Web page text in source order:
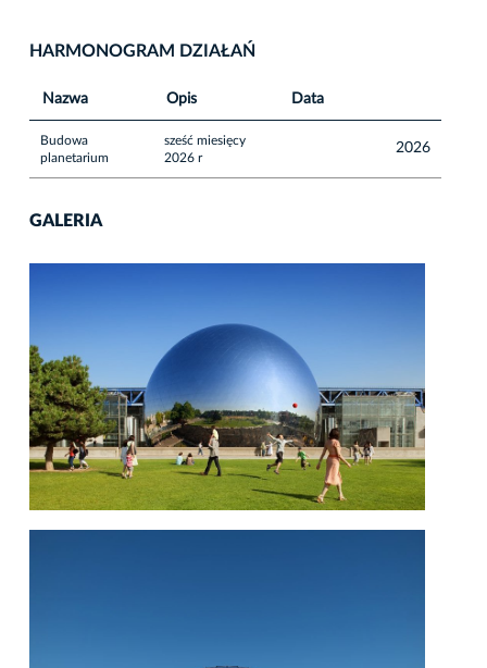
HARMONOGRAM DZIAŁAŃ
Nazwa Opis Data
Budowa
planetarium
sześć miesięcy
2026 r
2026
GALERIA